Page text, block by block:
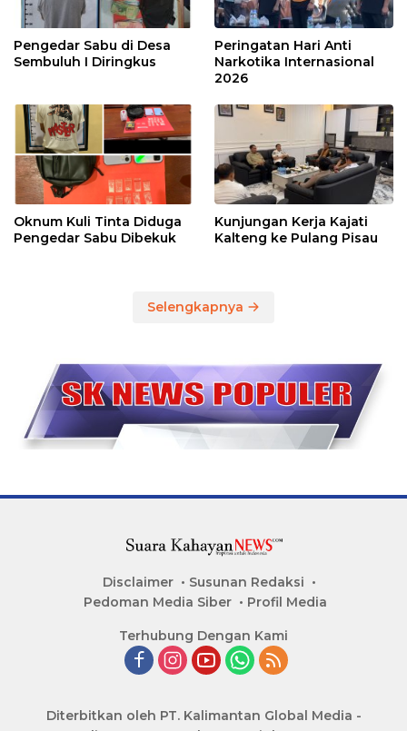
Pengedar Sabu di Desa
Sembuluh I Diringkus
Peringatan Hari Anti
Narkotika Internasional
2026
Oknum Kuli Tinta Diduga
Pengedar Sabu Dibekuk
Kunjungan Kerja Kajati
Kalteng ke Pulang Pisau
Selengkapnya
Disclaimer
Susunan Redaksi
Pedoman Media Siber
Profil Media
Terhubung Dengan Kami
Diterbitkan oleh PT. Kalimantan Global Media -